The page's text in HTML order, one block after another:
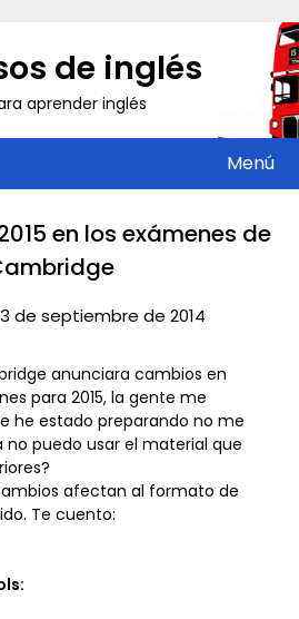
de inglés
aprender inglés
Menú
en los exámenes de
de septiembre de 2014
anunciara cambios en
para 2015, la gente me
he estado preparando no me
no puedo usar el material que
afectan al formato de
Te cuento: